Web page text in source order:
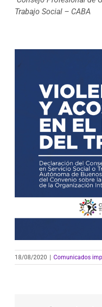
Trabajo Social – CABA
18/08/2020 Comunicados